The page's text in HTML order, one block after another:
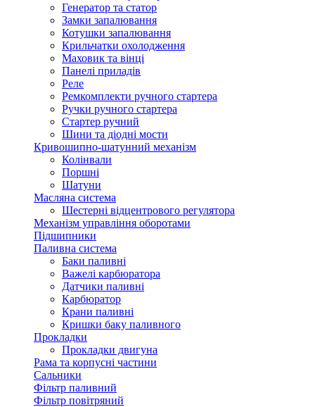
Генератор та статор
Замки запалювання
Котушки запалювання
Крильчатки охолодження
Маховик та вінці
Панелі приладів
Реле
Ремкомплекти ручного стартера
Ручки ручного стартера
Стартер ручний
Шини та діодні мости
Кривошипно-шатунний механізм
Колінвали
Поршні
Шатуни
Масляна система
Шестерні відцентрового регулятора
Механізм управління оборотами
Підшипники
Паливна система
Баки паливні
Важелі карбюратора
Датчики паливні
Карбюратор
Крани паливні
Кришки баку паливного
Прокладки
Прокладки двигуна
Рама та корпусні частини
Сальники
Фільтр паливний
Фільтр повітряний